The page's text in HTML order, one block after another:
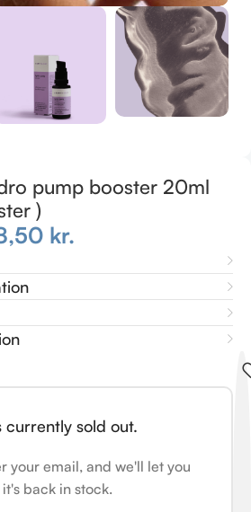
pump booster 20ml
)
kr.
currently sold out.
your email, and we'll let you
back in stock.